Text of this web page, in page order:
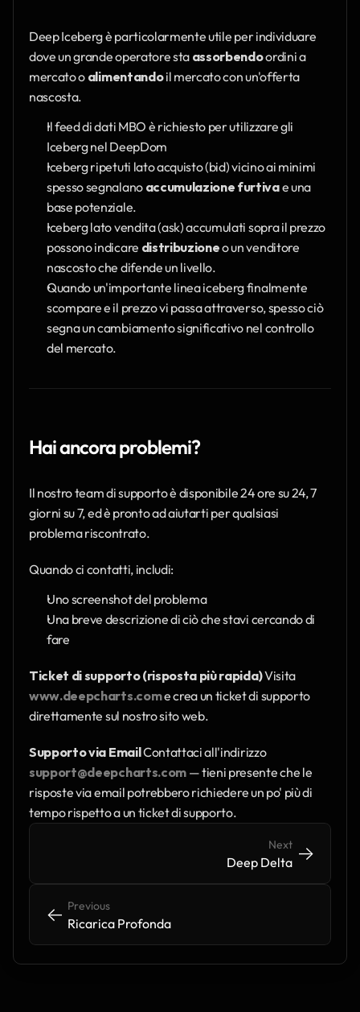
Deep Iceberg è particolarmente utile per individuare
dove un grande operatore sta assorbendo ordini a
mercato o alimentando il mercato con un'offerta
nascosta.
Il feed di dati MBO è richiesto per utilizzare gli
Iceberg nel DeepDom
Iceberg ripetuti lato acquisto (bid) vicino ai minimi
spesso segnalano accumulazione furtiva e una
base potenziale.
Iceberg lato vendita (ask) accumulati sopra il prezzo
possono indicare distribuzione o un venditore
nascosto che difende un livello.
Quando un'importante linea iceberg finalmente
scompare e il prezzo vi passa attraverso, spesso ciò
segna un cambiamento significativo nel controllo
del mercato.
Hai ancora problemi?
Il nostro team di supporto è disponibile 24 ore su 24, 7
giorni su 7, ed è pronto ad aiutarti per qualsiasi
problema riscontrato.
Quando ci contatti, includi:
Uno screenshot del problema
Una breve descrizione di ciò che stavi cercando di
fare
Ticket di supporto (risposta più rapida)
Visita
www.deepcharts.com e crea un ticket di supporto
direttamente sul nostro sito web.
Supporto via Email
Contattaci all'indirizzo
support@deepcharts.com — tieni presente che le
risposte via email potrebbero richiedere un po' più di
tempo rispetto a un ticket di supporto.
<- <-
Previous
Ricarica Profonda
Next
Deep Delta
-> ->